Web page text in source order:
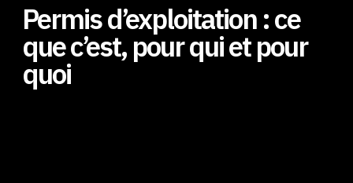
Permis d’exploitation : ce
que c’est, pour qui et pour
quoi